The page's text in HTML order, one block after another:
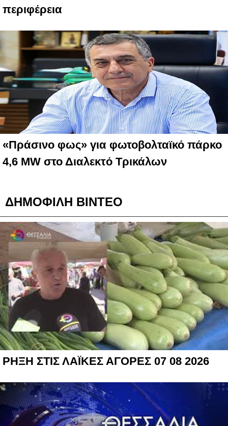
περιφέρεια
«Πράσινο φως» για φωτοβολταϊκό πάρκο
4,6 MW στο Διαλεκτό Τρικάλων
ΔΗΜΟΦΙΛΗ ΒΙΝΤΕΟ
ΡΗΞΗ ΣΤΙΣ ΛΑΪΚΕΣ ΑΓΟΡΕΣ 07 08 2026